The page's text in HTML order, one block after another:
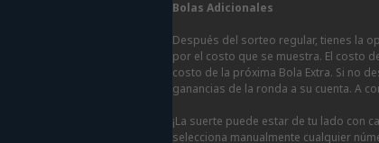
Bolas Adicionales
Después del sorteo regular, tienes la
por el costo que se muestra. El costo
costo de la próxima Bola Extra. Si no
ganancias de la ronda a su cuenta. A
¡La suerte puede estar de tu lado con
selecciona manualmente cualquier